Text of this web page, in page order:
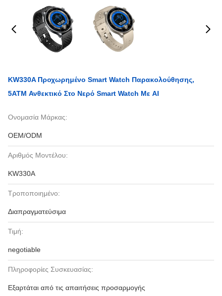
KW330A Προχωρημένο Smart Watch Παρακολούθησης,
5ATM Ανθεκτικό Στο Νερό Smart Watch Με AI
Ονομασία Μάρκας:
OEM/ODM
Αριθμός Μοντέλου:
KW330A
Τροποποιημένο:
Διαπραγματεύσιμα
Τιμή:
negotiable
Πληροφορίες Συσκευασίας:
Εξαρτάται από τις απαιτήσεις προσαρμογής